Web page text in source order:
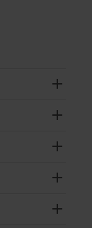
add
add
add
add
add